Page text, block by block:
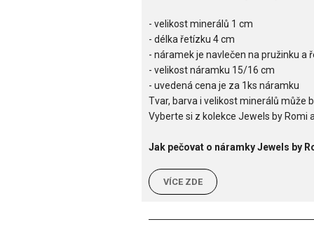
- velikost minerálů 1 cm
- délka řetízku 4 cm
- náramek je navlečen na pružinku a
- velikost náramku 15/16 cm
- uvedená cena je za 1ks náramku
Tvar, barva i velikost minerálů může
Vyberte si z kolekce Jewels by Romi
Jak pečovat o náramky Jewels by
VÍCE ZDE